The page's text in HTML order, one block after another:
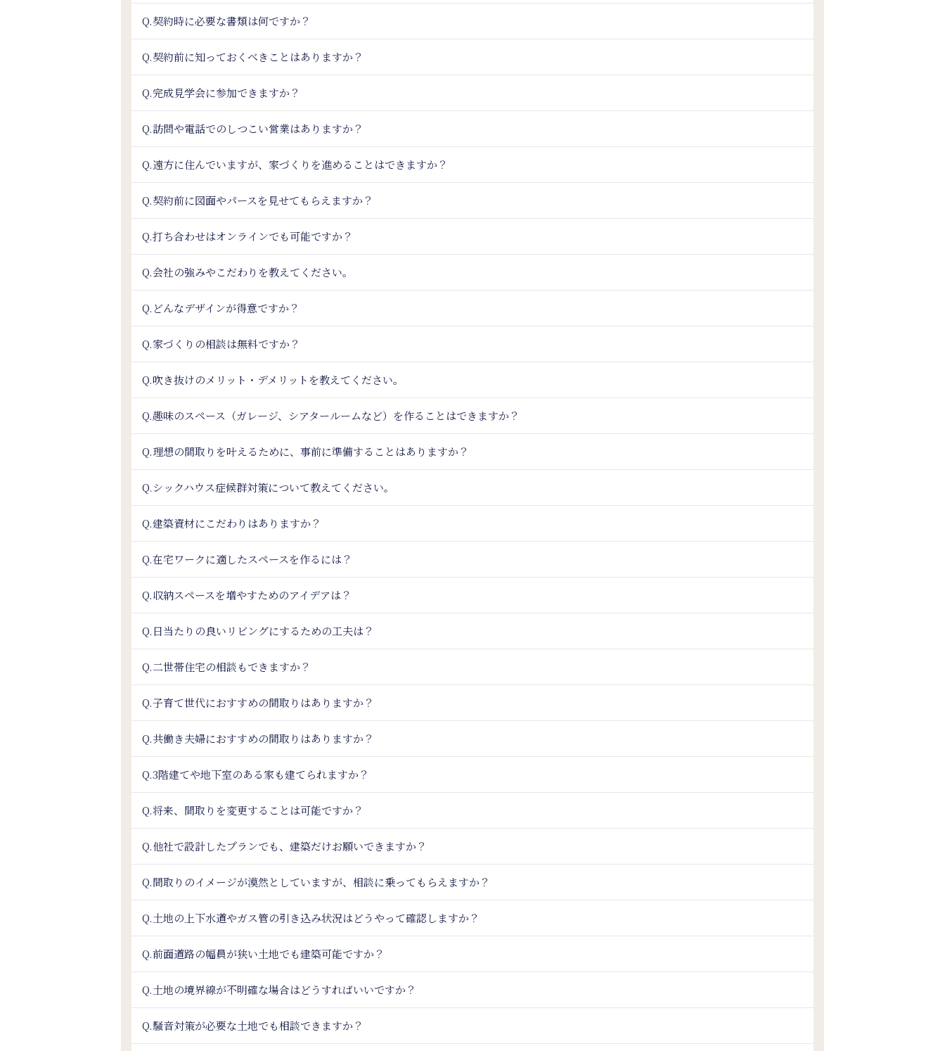
Q.契約時に必要な書類は何ですか？
Q.契約前に知っておくべきことはありますか？
Q.完成見学会に参加できますか？
Q.訪問や電話でのしつこい営業はありますか？
Q.遠方に住んでいますが、家づくりを進めることはできますか？
Q.契約前に図面やパースを見せてもらえますか？
Q.打ち合わせはオンラインでも可能ですか？
Q.会社の強みやこだわりを教えてください。
Q.どんなデザインが得意ですか？
Q.家づくりの相談は無料ですか？
Q.吹き抜けのメリット・デメリットを教えてください。
Q.趣味のスペース（ガレージ、シアタールームなど）を作ることはできますか？
Q.理想の間取りを叶えるために、事前に準備することはありますか？
Q.シックハウス症候群対策について教えてください。
Q.建築資材にこだわりはありますか？
Q.在宅ワークに適したスペースを作るには？
Q.収納スペースを増やすためのアイデアは？
Q.日当たりの良いリビングにするための工夫は？
Q.二世帯住宅の相談もできますか？
Q.子育て世代におすすめの間取りはありますか？
Q.共働き夫婦におすすめの間取りはありますか？
Q.3階建てや地下室のある家も建てられますか？
Q.将来、間取りを変更することは可能ですか？
Q.他社で設計したプランでも、建築だけお願いできますか？
Q.間取りのイメージが漠然としていますが、相談に乗ってもらえますか？
Q.土地の上下水道やガス管の引き込み状況はどうやって確認しますか？
Q.前面道路の幅員が狭い土地でも建築可能ですか？
Q.土地の境界線が不明確な場合はどうすればいいですか？
Q.騒音対策が必要な土地でも相談できますか？